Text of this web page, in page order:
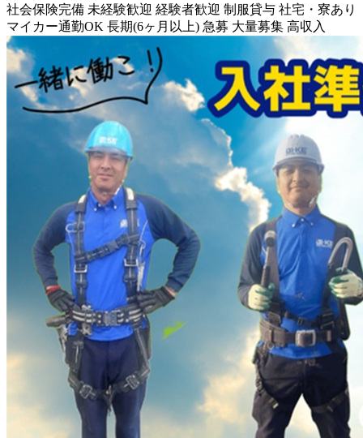
社会保険完備 未経験歓迎 経験者歓迎 制服貸与 社宅・寮あり
マイカー通勤OK 長期(6ヶ月以上) 急募 大量募集 高収入